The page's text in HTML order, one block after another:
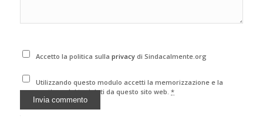
Accetto la politica sullaprivacydi Sindacalmente.org
Utilizzando questo modulo accetti la memorizzazione e la
gestione dei tuoi dati da questo sito web.*